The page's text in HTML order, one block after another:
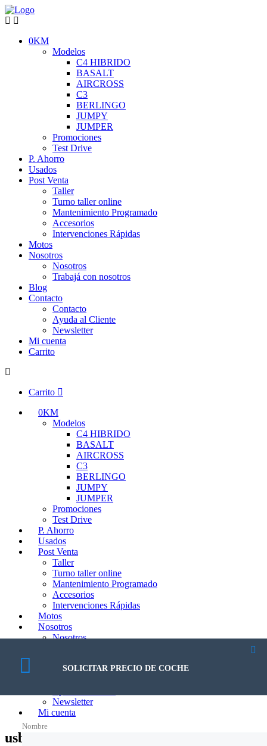
0KM
Modelos
C4 HIBRIDO
BASALT
AIRCROSS
C3
BERLINGO
JUMPY
JUMPER
Promociones
Test Drive
P. Ahorro
Usados
Post Venta
Taller
Turno taller online
Mantenimiento Programado
Accesorios
Intervenciones Rápidas
Motos
Nosotros
Nosotros
Trabajá con nosotros
Blog
Contacto
Contacto
Ayuda al Cliente
Newsletter
Mi cuenta
Carrito
Carrito
0KM
Modelos
C4 HIBRIDO
BASALT
AIRCROSS
C3
BERLINGO
JUMPY
JUMPER
Promociones
Test Drive
P. Ahorro
Usados
Post Venta
Taller
Turno taller online
Mantenimiento Programado
Accesorios
Intervenciones Rápidas
Motos
Nosotros
Nosotros
Contacto
Newsletter
Mi cuenta
usb
SOLICITAR PRECIO DE COCHE
Nombre